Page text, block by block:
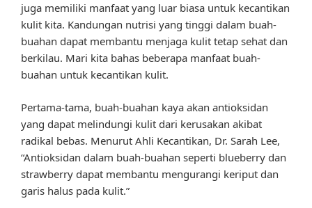
juga memiliki manfaat yang luar biasa untuk kecantikan
kulit kita. Kandungan nutrisi yang tinggi dalam buah-
buahan dapat membantu menjaga kulit tetap sehat dan
berkilau. Mari kita bahas beberapa manfaat buah-
buahan untuk kecantikan kulit.
Pertama-tama, buah-buahan kaya akan antioksidan
yang dapat melindungi kulit dari kerusakan akibat
radikal bebas. Menurut Ahli Kecantikan, Dr. Sarah Lee,
“Antioksidan dalam buah-buahan seperti blueberry dan
strawberry dapat membantu mengurangi keriput dan
garis halus pada kulit.”